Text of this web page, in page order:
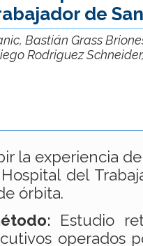
de
Bastián Grass
Rodriguez
la experiencia
del
órbita.
Estudio
operados